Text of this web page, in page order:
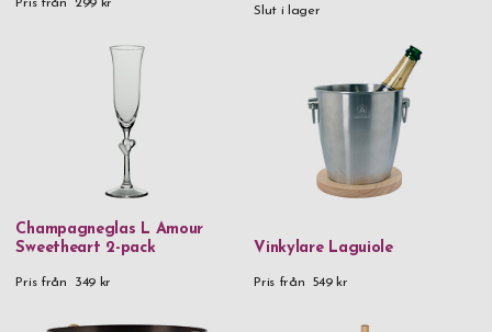
Pris från 299 kr
Slut i lager
Champagneglas L Amour
Sweetheart 2-pack
Pris från 349 kr
Vinkylare Laguiole
Pris från 549 kr